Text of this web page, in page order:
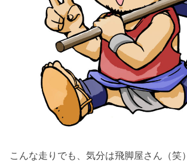
こんな走りでも、気分は飛脚屋さん（笑）